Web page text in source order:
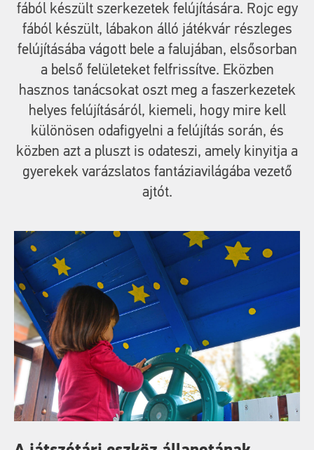
fából készült szerkezetek felújítására. Rojc egy
fából készült, lábakon álló játékvár részleges
felújításába vágott bele a falujában, elsősorban
a belső felületeket felfrissítve. Eközben
hasznos tanácsokat oszt meg a faszerkezetek
helyes felújításáról, kiemeli, hogy mire kell
különösen odafigyelni a felújítás során, és
közben azt a pluszt is odateszi, amely kinyitja a
gyerekek varázslatos fantáziavilágába vezető
ajtót.